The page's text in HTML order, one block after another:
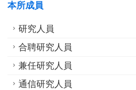
本所成員
研究人員
合聘研究人員
兼任研究人員
通信研究人員